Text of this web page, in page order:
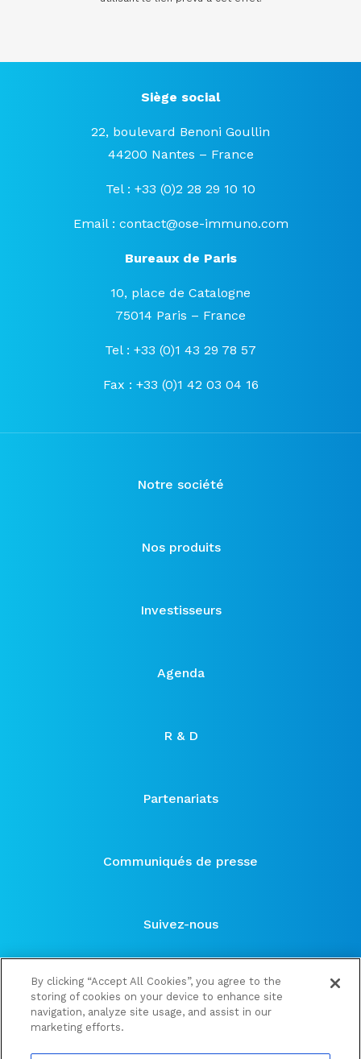
Siège social
22, boulevard Benoni Goullin
44200 Nantes – France
Tel : +33 (0)2 28 29 10 10
Email : contact@ose-immuno.com
Bureaux de Paris
10, place de Catalogne
75014 Paris – France
Tel : +33 (0)1 43 29 78 57
Fax : +33 (0)1 42 03 04 16
Notre société
Nos produits
Investisseurs
Agenda
R & D
Partenariats
Communiqués de presse
Suivez-nous
By clicking “Accept All Cookies”, you agree to the
storing of cookies on your device to enhance site
navigation, analyze site usage, and assist in our
marketing efforts.